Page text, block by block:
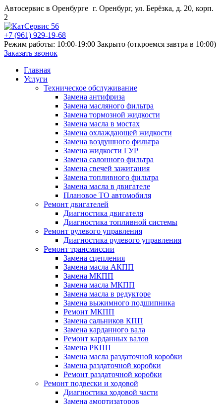
Автосервис в Оренбурге г. Оренбург, ул. Берёзка, д. 20, корп.
2
+7 (961) 929-19-68
Режим работы: 10:00-19:00 Закрыто (откроемся завтра в 10:00)
Заказать звонок
Главная
Услуги
Техническое обслуживание
Замена антифриза
Замена масляного фильтра
Замена тормозной жидкости
Замена масла в мостах
Замена охлаждающей жидкости
Замена воздушного фильтра
Замена жидкости ГУР
Замена салонного фильтра
Замена свечей зажигания
Замена топливного фильтра
Замена масла в двигателе
Плановое ТО автомобиля
Ремонт двигателей
Диагностика двигателя
Диагностика топливной системы
Ремонт рулевого управления
Диагностика рулевого управления
Ремонт трансмиссии
Замена сцепления
Замена масла АКПП
Замена МКПП
Замена масла МКПП
Замена масла в редукторе
Замена выжимного подшипника
Ремонт МКПП
Замена сальников КПП
Замена карданного вала
Ремонт карданных валов
Замена РКПП
Замена масла раздаточной коробки
Замена раздаточной коробки
Ремонт раздаточной коробки
Ремонт подвески и ходовой
Диагностика ходовой части
Замена амортизаторов